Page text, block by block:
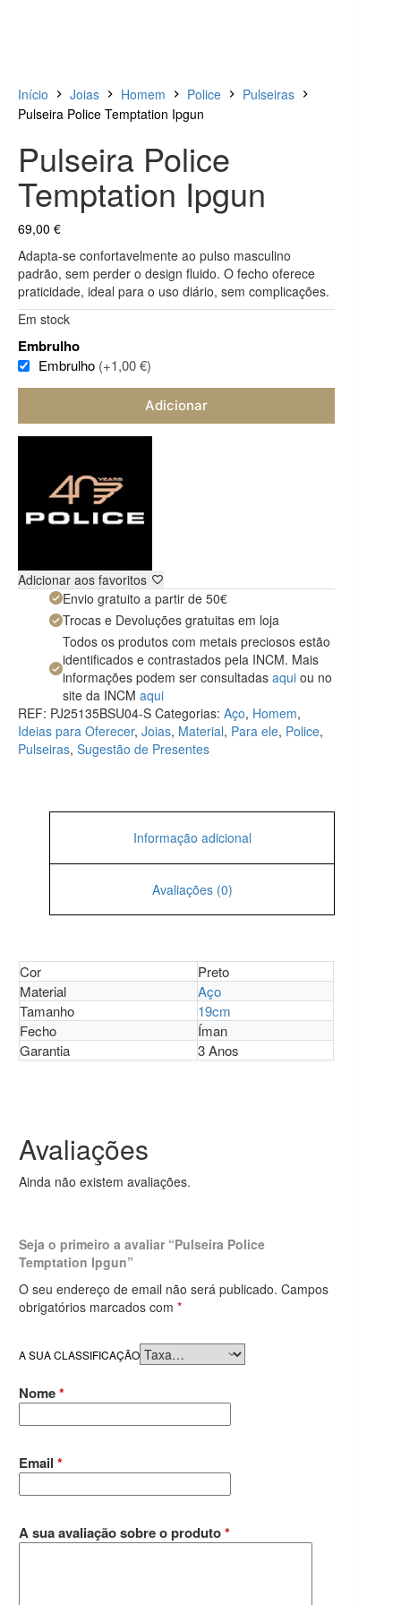
Início Joias Homem Police
Pulseiras
Pulseira Police Temptation Ipgun
Pulseira Police
Temptation Ipgun
69,00 €
Adapta-se confortavelmente ao pulso masculino
padrão, sem perder o design fluido. O fecho oferece
praticidade, ideal para o uso diário, sem complicações.
Em stock
Embrulho
Embrulho (+1,00 €)
Adicionar
Adicionar aos favoritos
Envio gratuito a partir de 50€
Trocas e Devoluções gratuitas em loja
Todos os produtos com metais preciosos estão
identificados e contrastados pela INCM. Mais
informações podem ser consultadas aqui ou no
site da INCM aqui
REF: PJ25135BSU04-S Categorias: Aço, Homem,
Ideias para Oferecer, Joias, Material, Para ele, Police,
Pulseiras, Sugestão de Presentes
Informação adicional
Avaliações (0)
Cor
Preto
Material
Aço
Tamanho
19cm
Fecho
Íman
Garantia
3 Anos
Avaliações
Ainda não existem avaliações.
Seja o primeiro a avaliar “Pulseira Police
Temptation Ipgun”
O seu endereço de email não será publicado. Campos
obrigatórios marcados com *
A SUA CLASSIFICAÇÃO
Nome*
Email *
A sua avaliação sobre o produto*